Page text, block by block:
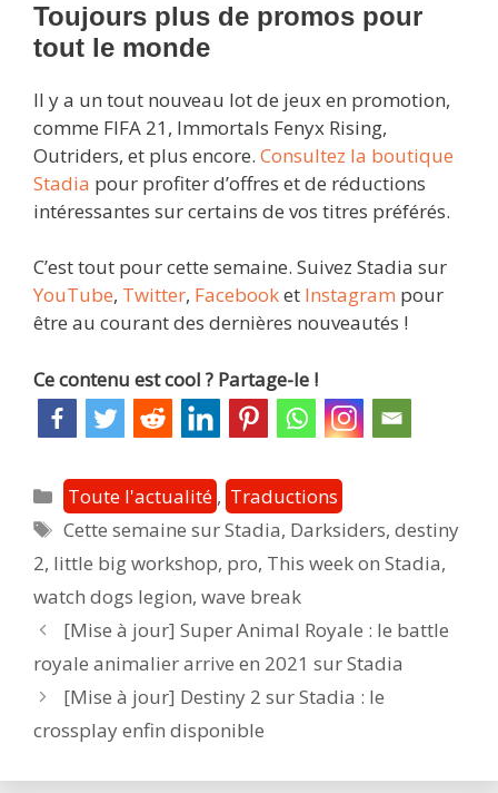
Toujours plus de promos pour
tout le monde
Il y a un tout nouveau lot de jeux en promotion,
comme FIFA 21, Immortals Fenyx Rising,
Outriders, et plus encore. Consultez la boutique
Stadia pour profiter d’offres et de réductions
intéressantes sur certains de vos titres préférés.
C’est tout pour cette semaine. Suivez Stadia sur
YouTube, Twitter, Facebooket Instagram pour
être au courant des dernières nouveautés !
Ce contenu est cool ? Partage-le !
Catégories
Toute l'actualité , Traductions
Étiquettes
Cette semaine sur Stadia, Darksiders,destiny
2, little big workshop, pro, This week on Stadia,
watch dogs legion, wave break
Post
navigation
[Mise à jour] Super Animal Royale : le battle
royale animalier arrive en 2021 sur Stadia
[Mise à jour] Destiny 2 sur Stadia : le
crossplay enfin disponible